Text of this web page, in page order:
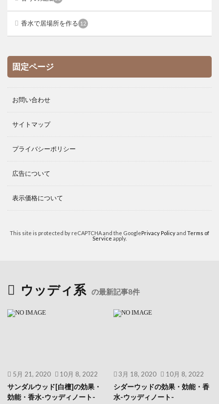
香水で居場所を作る 12
固定ページ
お問い合わせ
サイトマップ
プライバシーポリシー
広告について
表示価格について
This site is protected by reCAPTCHA and the GooglePrivacy Policy and Terms of
Service apply.
ウッディ系 の最新記事8件
5月 21, 2020 10月 8, 2022
サンダルウッド[白檀]の効果・
効能・香水-ウッディノート-
3月 18, 2020 10月 8, 2022
シダーウッドの効果・効能・香
水-ウッディノート-